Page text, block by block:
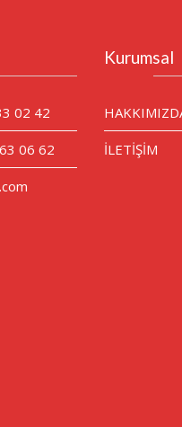
02 42
06 62
Kurumsal
İLETİŞİM